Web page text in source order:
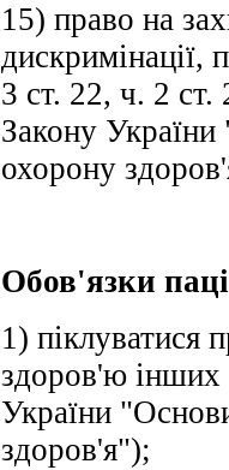
15) право на
дискримінації,
3 ст. 22, ч. 2 ст.
Закону
охорону
Обов'язки
1) піклуватися
здоров'ю інших
України
здоров'я");